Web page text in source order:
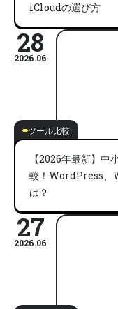
iCloudの選び方
28
2026.06
ツール比較
【2026年最新】中
較！WordPress、
は？
27
2026.06